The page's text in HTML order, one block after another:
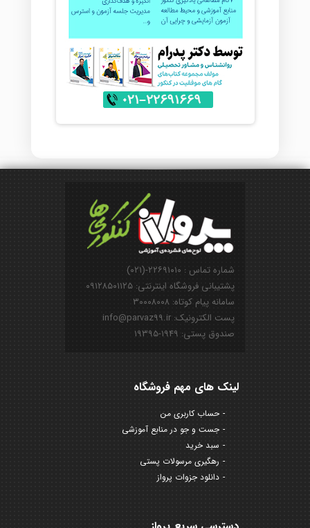
شماره تماس : ۲۲۶۹۱۰۱۰-(۰۲۱)
پشتیبانی فروشگاه اینترنتی: ۰۹۱۲۸۵۰۱۱۲۵
سامانه پیام کوتاه: ۳۰۰۰۸۰۰۸
پست الکترونیک: info@parvaz99.ir
صندوق پستی: ۱۹۴۹-۱۹۳۹۵
لینک های مهم فروشگاه
حساب کاربری من
جست و جو در منابع آموزشی
سبد خرید
رهگیری مرسولات پستی
دانلود جزوات پرواز